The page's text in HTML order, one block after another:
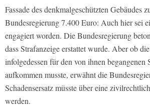
Fassade des denkmalgeschützten Gebäudes
Bundesregierung 7.400 Euro: Auch hier sei
engagiert worden. Die Bundesregierung
dass Strafanzeige erstattet wurde. Aber ob
infolgedessen für den von ihnen begangenen
aufkommen musste, erwähnt die
Schadensersatz müsste über eine
werden.